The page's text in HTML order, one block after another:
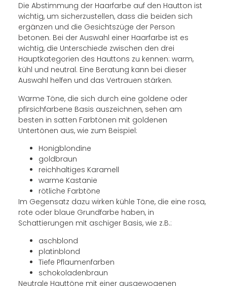
Die Abstimmung der Haarfarbe auf den Hautton ist
wichtig, um sicherzustellen, dass die beiden sich
ergänzen und die Gesichtszüge der Person
betonen. Bei der Auswahl einer Haarfarbe ist es
wichtig, die Unterschiede zwischen den drei
Hauptkategorien des Hauttons zu kennen: warm,
kühl und neutral. Eine Beratung kann bei dieser
Auswahl helfen und das Vertrauen stärken.
Warme Töne, die sich durch eine goldene oder
pfirsichfarbene Basis auszeichnen, sehen am
besten in satten Farbtönen mit goldenen
Untertönen aus, wie zum Beispiel:
Honigblondine
goldbraun
reichhaltiges Karamell
warme Kastanie
rötliche Farbtöne
Im Gegensatz dazu wirken kühle Töne, die eine rosa,
rote oder blaue Grundfarbe haben, in
Schattierungen mit aschiger Basis, wie z.B.:
aschblond
platinblond
Tiefe Pflaumenfarben
schokoladenbraun
Neutrale Hauttöne mit einer ausgewogenen